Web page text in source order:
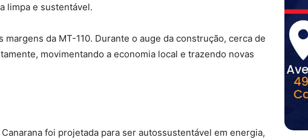
limpa e sustentável.
da MT-110. Durante o auge da construção, cerca de
movimentando a economia local e trazendo novas
foi projetada para ser autossustentável em energia,